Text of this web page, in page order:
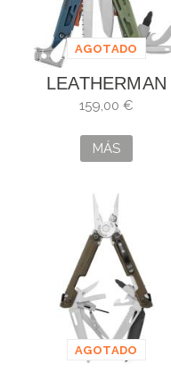
AGOTADO
LEATHERMAN
SIGNAL
833319
159,00 €
MÁS
AGOTADO